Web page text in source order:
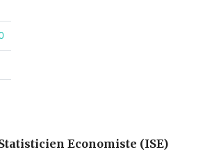
Economiste (ISE)